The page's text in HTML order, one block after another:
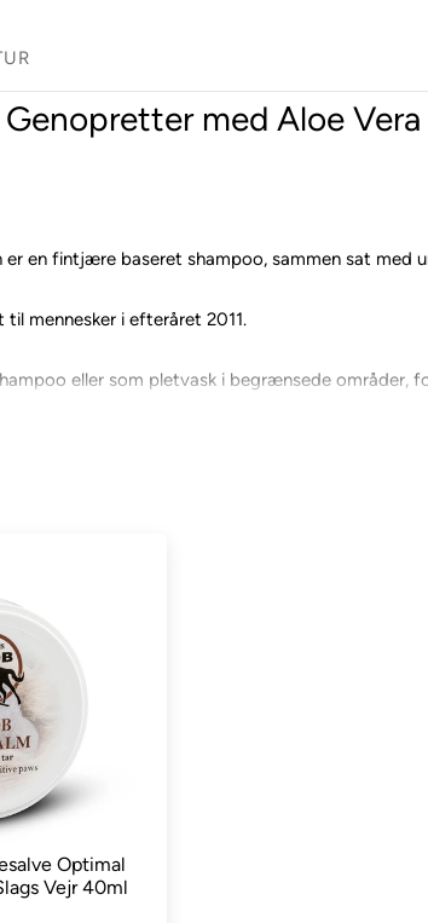
med Aloe Vera
en fintjære baseret shampoo, sammen sat med
mennesker i efteråret 2011.
eller som pletvask i begrænsede områder,
beskyttende pels lag kan således nemt vaskes
i træk med denne shampoo, hvor den skal trække i
lidt "trætte" af lugten, og så kan de kæmmes af
og skyl ud.
Optimal
Vejr 40ml